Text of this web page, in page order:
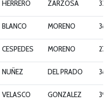
HERRERO ZARZOSA
BLANCO MORENO
CESPEDES MORENO
NUÑEZ DEL PRADO
VELASCO GONZALEZ